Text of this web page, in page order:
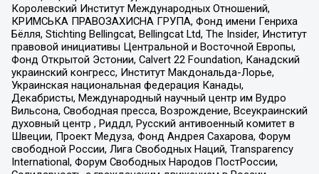
Королевский Институт Международных Отношений,
КРИМСЬКА ПРАВОЗАХИСНА ГРУПА, Фонд имени Генриха
Бёлля, Stichting Bellingcat, Bellingcat Ltd, The Insider, Институт
правовой инициативы Центральной и Восточной Европы,
Фонд Открытой Эстонии, Calvert 22 Foundation, Канадский
украинский конгресс, Институт Макдональда-Лорье,
Украинская национальная федерация Канады,
Декабристы, Международный научный центр им Вудро
Вильсона, Свободная пресса, Возрождение, Всеукраинский
духовный центр , Риддл, Русский антивоенный комитет в
Швеции, Проект Медуза, Фонд Андрея Сахарова, Форум
свободной России, Лига Свободных Наций, Transparеncy
International, Форум Свободных Народов ПостРоссии,